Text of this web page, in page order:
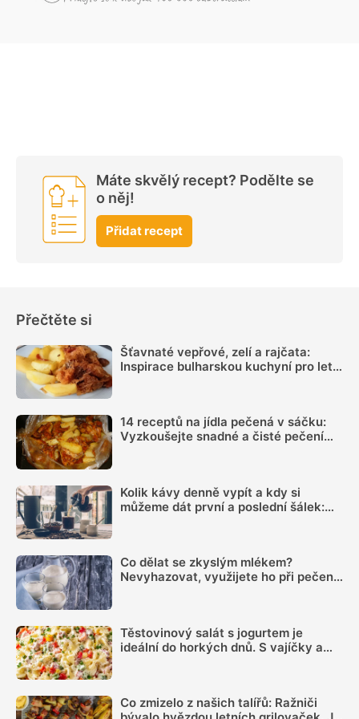
Máte skvělý recept? Podělte se
o něj!
Přidat recept
Přečtěte si
Šťavnaté vepřové, zelí a rajčata:
Inspirace bulharskou kuchyní pro letní
14 receptů na jídla pečená v sáčku:
Vyzkoušejte snadné a čisté pečení
Kolik kávy denně vypít a kdy si
můžeme dát první a poslední šálek:
Co dělat se zkyslým mlékem?
Nevyhazovat, využijete ho při pečení i
Těstovinový salát s jogurtem je
ideální do horkých dnů. S vajíčky a
Co zmizelo z našich talířů: Ražniči